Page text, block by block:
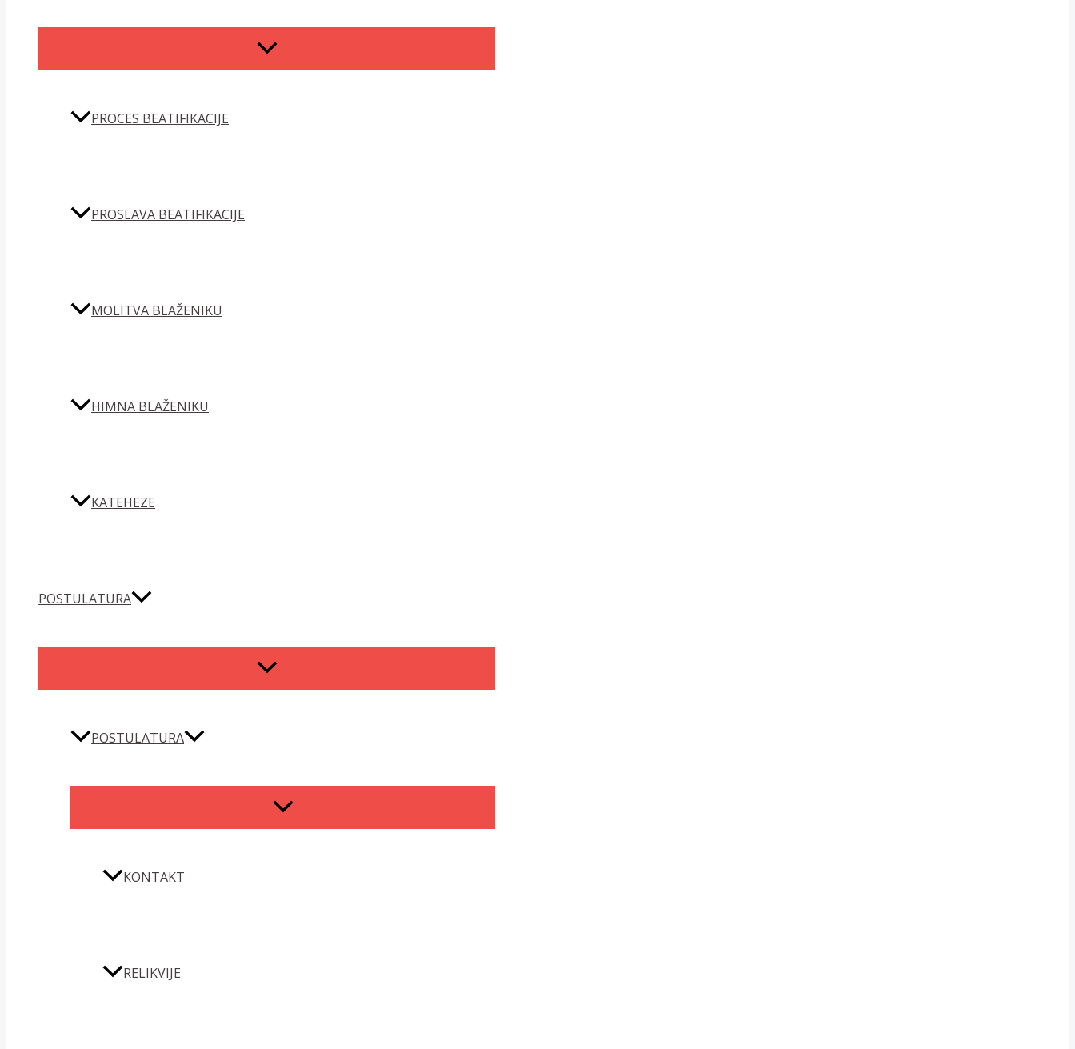
MENU
TOGGLE
PROCES BEATIFIKACIJE
PROSLAVA BEATIFIKACIJE
MOLITVA BLAŽENIKU
HIMNA BLAŽENIKU
KATEHEZE
POSTULATURA
MENU
TOGGLE
POSTULATURA
MENU
TOGGLE
KONTAKT
RELIKVIJE